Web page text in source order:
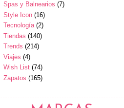
Spas y Balnearios (7)
Style Icon (16)
Tecnología (2)
Tiendas (140)
Trends (214)
Viajes (4)
Wish List (74)
Zapatos (165)